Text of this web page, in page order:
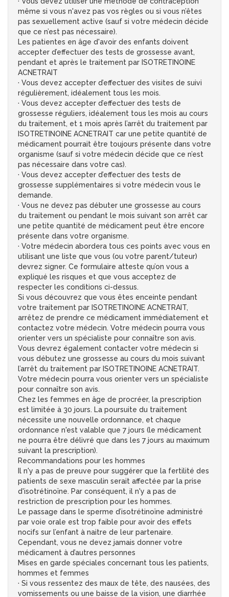
même si vous n'avez pas vos règles ou si vous n’êtes
pas sexuellement active (sauf si votre médecin décide
que ce n’est pas nécessaire).
Les patientes en âge d'avoir des enfants doivent
accepter d’effectuer des tests de grossesse avant,
pendant et après le traitement par ISOTRETINOINE
ACNETRAIT
· Vous devez accepter d’effectuer des visites de suivi
régulièrement, idéalement tous les mois.
· Vous devez accepter d’effectuer des tests de
grossesse réguliers, idéalement tous les mois au cours
du traitement, et 1 mois après l’arrêt du traitement par
ISOTRETINOINE ACNETRAIT car une petite quantité de
médicament pourrait être toujours présente dans votre
organisme (sauf si votre médecin décide que ce n’est
pas nécessaire dans votre cas).
· Vous devez accepter d’effectuer des tests de
grossesse supplémentaires si votre médecin vous le
demande.
· Vous ne devez pas débuter une grossesse au cours
du traitement ou pendant le mois suivant son arrêt car
une petite quantité de médicament peut être encore
présente dans votre organisme.
· Votre médecin abordera tous ces points avec vous en
utilisant une liste que vous (ou votre parent/tuteur)
devrez signer. Ce formulaire atteste qu’on vous a
expliqué les risques et que vous acceptez de
respecter les conditions ci-dessus.
Si vous découvrez que vous êtes enceinte pendant
votre traitement par ISOTRETINOINE ACNETRAIT,
arrêtez de prendre ce médicament immédiatement et
contactez votre médecin. Votre médecin pourra vous
orienter vers un spécialiste pour connaître son avis.
Vous devrez également contacter votre médecin si
vous débutez une grossesse au cours du mois suivant
l’arrêt du traitement par ISOTRETINOINE ACNETRAIT.
Votre médecin pourra vous orienter vers un spécialiste
pour connaître son avis.
Chez les femmes en âge de procréer, la prescription
est limitée à 30 jours. La poursuite du traitement
nécessite une nouvelle ordonnance, et chaque
ordonnance n'est valable que 7 jours (le médicament
ne pourra être délivré que dans les 7 jours au maximum
suivant la prescription).
Recommandations pour les hommes
Il n'y a pas de preuve pour suggérer que la fertilité des
patients de sexe masculin serait affectée par la prise
d'isotrétinoïne. Par conséquent, il n'y a pas de
restriction de prescription pour les hommes.
Le passage dans le sperme d’isotrétinoïne administré
par voie orale est trop faible pour avoir des effets
nocifs sur l’enfant à naitre de leur partenaire.
Cependant, vous ne devez jamais donner votre
médicament à d’autres personnes
Mises en garde spéciales concernant tous les patients,
hommes et femmes
· Si vous ressentez des maux de tête, des nausées, des
vomissements ou une baisse de la vision, une diarrhée